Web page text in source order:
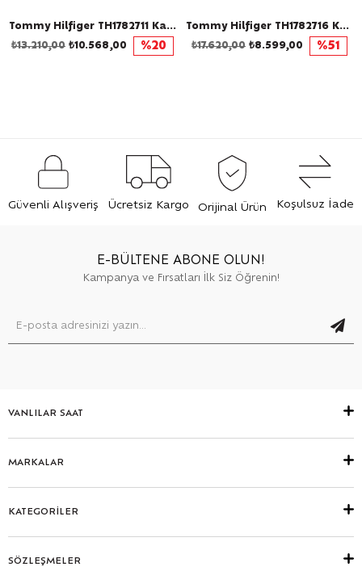
Tommy Hilfiger TH1782711 Kadın Kol Saati
₺10.568,00
₺13.210,00 %20
Tommy Hilfiger TH1782716 Kadın Kol Saati
₺8.599,00
₺17.620,00 %51
Güvenli Alışveriş Ücretsiz Kargo Orijinal Ürün Koşulsuz İade
E-BÜLTENE ABONE OLUN!
Kampanya ve Fırsatları İlk Siz Öğrenin!
VANLILAR SAAT
MARKALAR
KATEGORİLER
SÖZLEŞMELER